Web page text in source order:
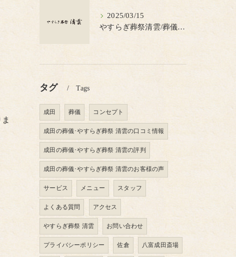
2025/03/15
やすらぎ葬祭清雲/葬儀で蝋燭を使う理由とは
タグ Tags
成田 葬儀 コンセプト
成田の葬儀･やすらぎ葬祭 清雲の口コミ情報
成田の葬儀･やすらぎ葬祭 清雲の評判
成田の葬儀･やすらぎ葬祭 清雲のお客様の声
サービス メニュー スタッフ
よくある質問 アクセス
やすらぎ葬祭 清雲 お問い合わせ
プライバシーポリシー 佐倉 八富成田斎場